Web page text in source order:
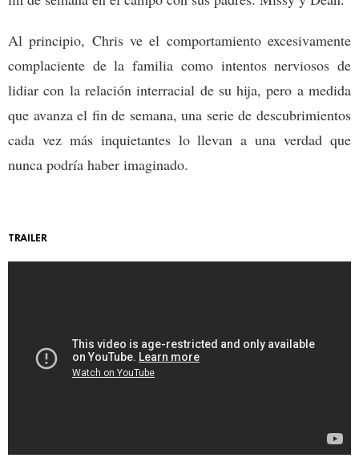
Al principio, Chris ve el comportamiento excesivamente
complaciente de la familia como intentos nerviosos de
lidiar con la relación interracial de su hija, pero a medida
que avanza el fin de semana, una serie de descubrimientos
cada vez más inquietantes lo llevan a una verdad que
nunca podría haber imaginado.
TRAILER